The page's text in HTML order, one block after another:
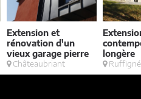
Extension et
rénovation d'un
vieux garage pierre
Châteaubriant
longère
Ruffigné